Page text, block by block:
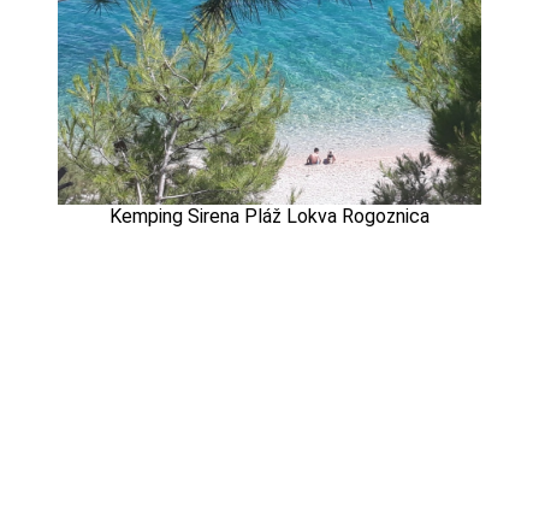
Kemping Sirena Pláž Lokva Rogoznica